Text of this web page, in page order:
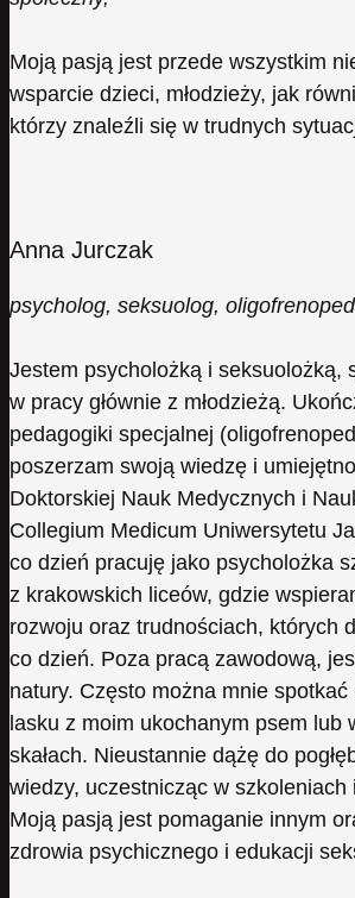
Moją pasją jest przede wszystkim
wsparcie dzieci, młodzieży, jak
którzy znaleźli się w trudnych
Anna Jurczak
psycholog, seksuolog,
Jestem psycholożką i seksuolożką,
w pracy głównie z młodzieżą.
pedagogiki specjalnej
poszerzam swoją wiedzę i
Doktorskiej Nauk Medycznych i
Collegium Medicum Uniwersytetu
co dzień pracuję jako psycholożka
z krakowskich liceów, gdzie
rozwoju oraz trudnościach, których
co dzień. Poza pracą zawodową,
natury. Często można mnie
lasku z moim ukochanym psem lub
skałach. Nieustannie dążę do
wiedzy, uczestnicząc w szkoleniach
Moją pasją jest pomaganie innym
zdrowia psychicznego i edukacji